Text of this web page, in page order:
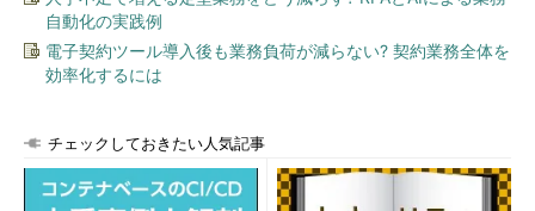
実は、このAppContainerには、非常に多くのSIDが関係してい
ます。以下の画面3
アカウント」が出てきました。
自動化の実践例
電子契約ツール導入後も業務負荷が減らない? 契約業務全体を
効率化するには
チェックしておきたい人気記事